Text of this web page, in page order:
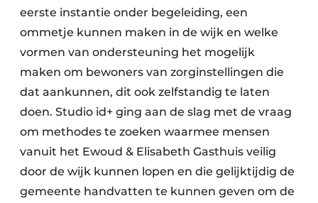
eerste instantie onder begeleiding, een
ommetje kunnen maken in de wijk en welke
vormen van ondersteuning het mogelijk
maken om bewoners van zorginstellingen die
dat aankunnen, dit ook zelfstandig te laten
doen. Studio id+ ging aan de slag met de vraag
om methodes te zoeken waarmee mensen
vanuit het Ewoud & Elisabeth Gasthuis veilig
door de wijk kunnen lopen en die gelijktijdig de
gemeente handvatten te kunnen geven om de